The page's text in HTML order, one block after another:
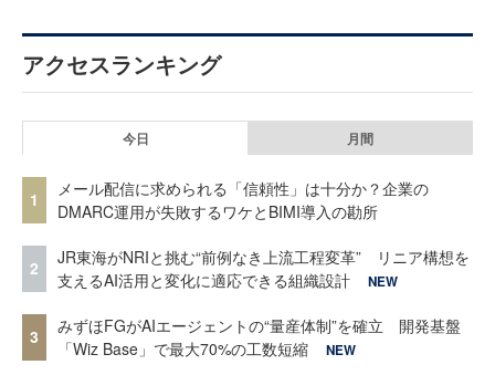
アクセスランキング
今日 月間
1
メール配信に求められる「信頼性」は十分か？企業の
DMARC運用が失敗するワケとBIMI導入の勘所
2
JR東海がNRIと挑む“前例なき上流工程変革” リニア構想を
支えるAI活用と変化に適応できる組織設計
NEW
3
みずほFGがAIエージェントの“量産体制”を確立 開発基盤
「Wiz Base」で最大70%の工数短縮
NEW